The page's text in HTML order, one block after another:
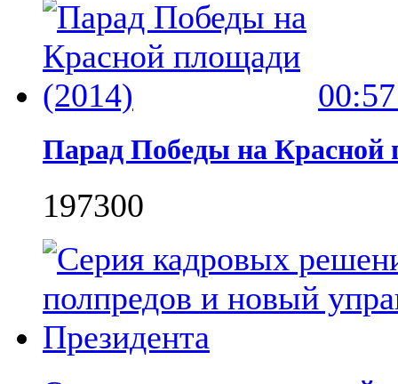
Парад Победы на Красной
197300